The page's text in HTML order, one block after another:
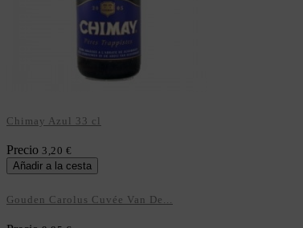
Chimay Azul 33 cl
Precio 3,20 €
Añadir a la cesta
Gouden Carolus Cuvée Van De...